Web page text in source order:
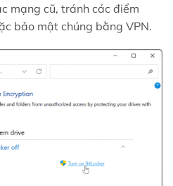
mạng cũ, tránh các điểm
bảo mật chúng bằng VPN.